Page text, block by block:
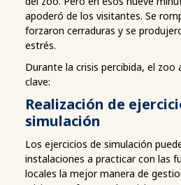
apoderó de los visitantes. Se
forzaron cerraduras y se
estrés.
Durante la crisis percibida, el zoo
clave:
Realización de
simulación
Los ejercicios de simulación
instalaciones a practicar con las
locales la mejor manera de